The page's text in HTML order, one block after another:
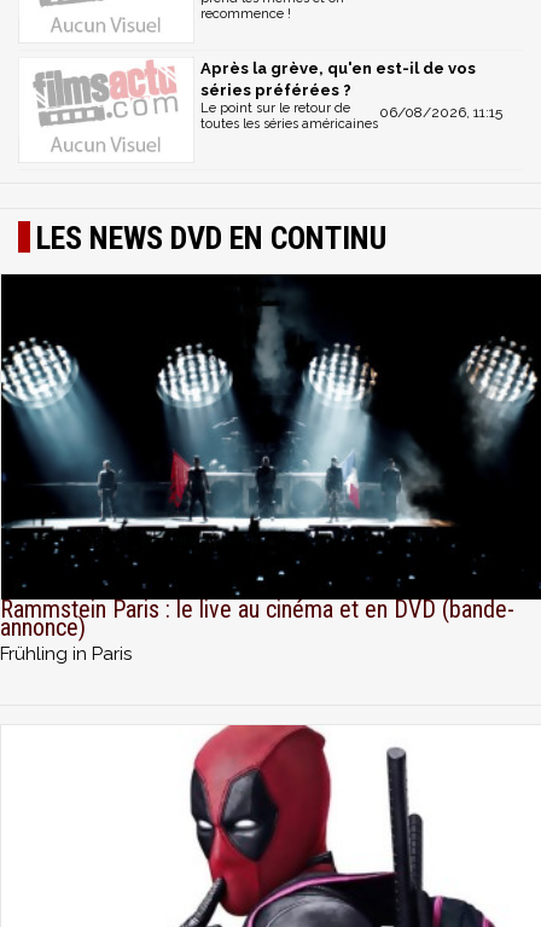
recommence !
Après la grève, qu'en est-il de vos
séries préférées ?
06/08/2026, 11:15
Le point sur le retour de
toutes les séries américaines
LES NEWS DVD EN CONTINU
Rammstein Paris : le live au cinéma et en DVD (bande-
annonce)
Frühling in Paris